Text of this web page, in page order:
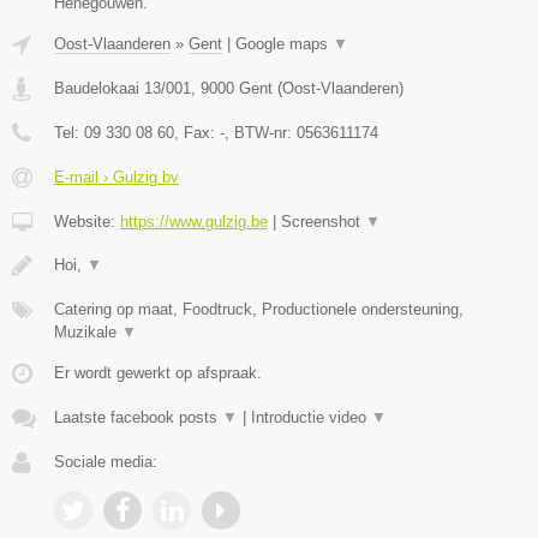
Oost-Vlaanderen » Gent Google maps ▼
Baudelokaai 13/001 9000 Gent (Oost-Vlaanderen)
Tel: 09 330 08 60 , Fax: - , BTW-nr: 0563611174
E-mail › Gulzig bv
Website: https://www.gulzig.be Screenshot ▼
Hoi, ▼
Catering op maat, Foodtruck, Productionele ondersteuning,
Muzikale ▼
Er wordt gewerkt op afspraak.
Laatste facebook posts ▼ Introductie video ▼
Sociale media: